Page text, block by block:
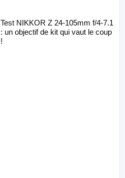
Test NIKKOR Z 24-105mm f/4-7.1
: un objectif de kit qui vaut le coup
!